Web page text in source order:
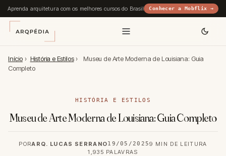
Aprenda arquitetura com os melhores cursos do Brasil Conhecer a Mobflix →
Início › História e Estilos ›
Museu de Arte Moderna de Louisiana: Guia
Completo
HISTÓRIA E ESTILOS
Museu de Arte Moderna de Louisiana: Guia Completo
PORARQ. LUCAS SERRANO19/05/20259 MIN DE LEITURA
1,935 PALAVRAS